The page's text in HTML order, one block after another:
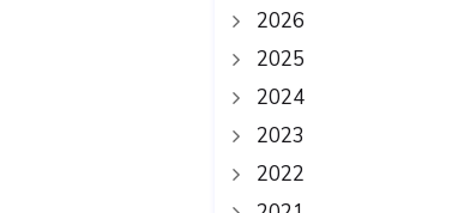
2026
2025
2024
2023
2022